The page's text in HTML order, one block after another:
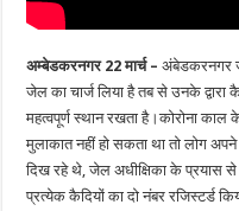
अम्बेडकरनगर 22 मार्च – अंबेडकरनगर
जेल का चार्ज लिया है तब से उनके
महत्वपूर्ण स्थान रखता है।कोरोना काल
मुलाकात नहीं हो सकता था तो लोग
दिख रहे थे, जेल अधीक्षिका के प्रयास
प्रत्येक कैदियों का दो नंबर रजिस्टर्ड